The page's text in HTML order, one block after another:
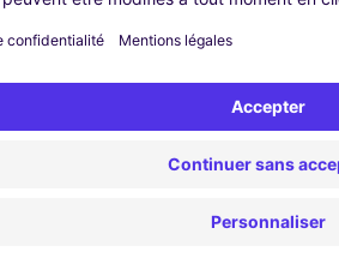
d'assistance est disponible à
vous garantir un voyage